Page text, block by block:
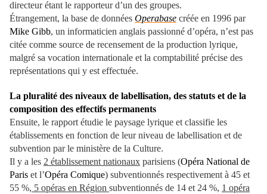
directeur étant le rapporteur d’un des groupes.
Étrangement, la base de données Operabase créée en 1996 par
Mike Gibb, un informaticien anglais passionné d’opéra, n’est pas
citée comme source de recensement de la production lyrique,
malgré sa vocation internationale et la comptabilité précise des
représentations qui y est effectuée.
La pluralité des niveaux de labellisation, des statuts et de la
composition des effectifs permanents
Ensuite, le rapport étudie le paysage lyrique et classifie les
établissements en fonction de leur niveau de labellisation et de
subvention par le ministère de la Culture.
Il y a les 2 établissement nationaux parisiens (Opéra National de
Paris et l’Opéra Comique) subventionnés respectivement à 45 et
55 %, 5 opéras en Région subventionnés de 14 et 24 %, 1 opéra